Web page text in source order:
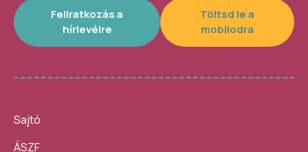
Feliratkozás a
hírlevélre
Töltsd le a
mobilodra
Sajtó
ÁSZF